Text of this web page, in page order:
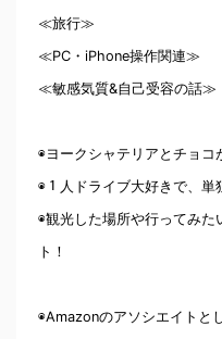
≪旅行≫
≪PC・iPhone操作関連≫
≪敏感気質&自己受容の話≫
◉ヨークシャテリアとチョコ
◉１人ドライブ大好きで、単
◉観光した場所や行ってみた
ト！
◉Amazonのアソシエイトと